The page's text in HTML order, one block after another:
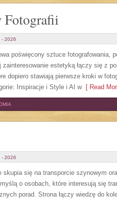
Fotografii
- 2026
poświęcony sztuce fotografowania,
zainteresowanie estetyką łączy się z
dopiero stawiają pierwsze kroki w
Inspiracje i Style i AI w[ Read
- 2026
skupia się na transporcie szynowym
o osobach, które interesują się
porad. Strona łączy wiedzę do